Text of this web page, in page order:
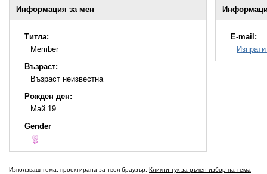
Информация за мен
Титла:
Member
Възраст:
Възраст неизвестна
Рожден ден:
Май 19
Gender
E-mail:
Използваш тема, проектирана за твоя браузър. Кликни тук за ръчен избор на тема